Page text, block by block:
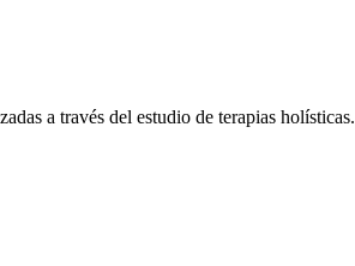
a través del estudio de terapias holísticas.